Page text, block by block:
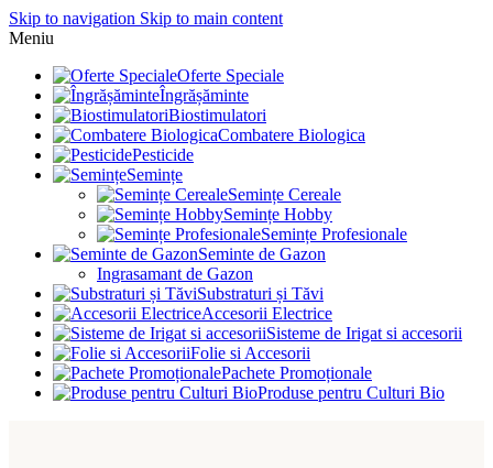
Skip to navigation Skip to main content
Meniu
Oferte Speciale
Îngrășăminte
Biostimulatori
Combatere Biologica
Pesticide
Semințe
Semințe Cereale
Semințe Hobby
Semințe Profesionale
Seminte de Gazon
Ingrasamant de Gazon
Substraturi și Tăvi
Accesorii Electrice
Sisteme de Irigat si accesorii
Folie si Accesorii
Pachete Promoționale
Produse pentru Culturi Bio